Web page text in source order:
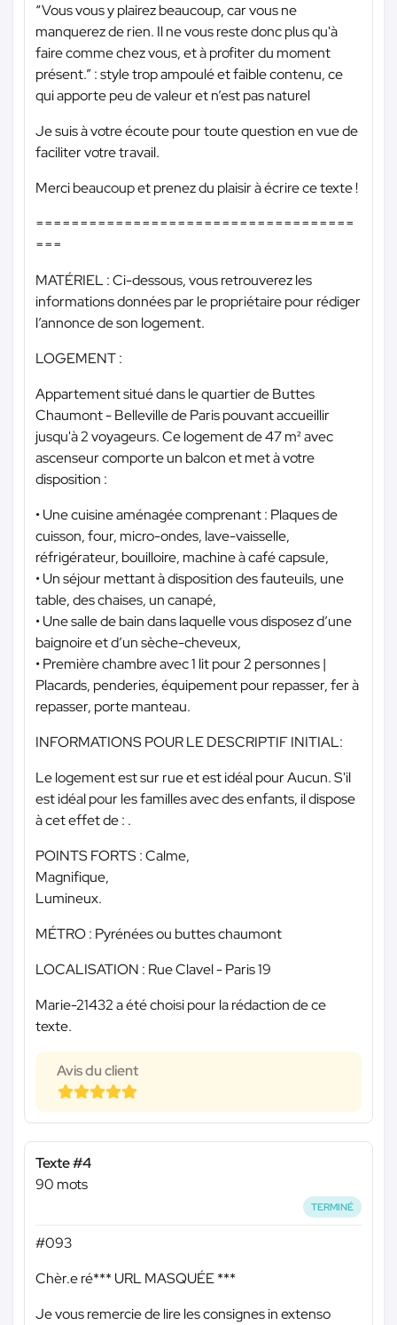
“Vous vous y plairez beaucoup, car vous ne
manquerez de rien. Il ne vous reste donc plus qu'à
faire comme chez vous, et à profiter du moment
présent.” : style trop ampoulé et faible contenu, ce
qui apporte peu de valeur et n’est pas naturel
Je suis à votre écoute pour toute question en vue de
faciliter votre travail.
Merci beaucoup et prenez du plaisir à écrire ce texte !
====================================
===
MATÉRIEL : Ci-dessous, vous retrouverez les
informations données par le propriétaire pour rédiger
l’annonce de son logement.
LOGEMENT :
Appartement situé dans le quartier de Buttes
Chaumont - Belleville de Paris pouvant accueillir
jusqu'à 2 voyageurs. Ce logement de 47 m² avec
ascenseur comporte un balcon et met à votre
disposition :
• Une cuisine aménagée comprenant : Plaques de
cuisson, four, micro-ondes, lave-vaisselle,
réfrigérateur, bouilloire, machine à café capsule,
• Un séjour mettant à disposition des fauteuils, une
table, des chaises, un canapé,
• Une salle de bain dans laquelle vous disposez d’une
baignoire et d’un sèche-cheveux,
• Première chambre avec 1 lit pour 2 personnes |
Placards, penderies, équipement pour repasser, fer à
repasser, porte manteau.
INFORMATIONS POUR LE DESCRIPTIF INITIAL:
Le logement est sur rue et est idéal pour Aucun. S'il
est idéal pour les familles avec des enfants, il dispose
à cet effet de : .
POINTS FORTS : Calme,
Magnifique,
Lumineux.
MÉTRO : Pyrénées ou buttes chaumont
LOCALISATION : Rue Clavel - Paris 19
Marie-21432 a été choisi pour la rédaction de ce
texte.
Avis du client
Texte #4
90 mots
TERMINÉ
#093
Chèr.e ré*** URL MASQUÉE ***
Je vous remercie de lire les consignes in extenso